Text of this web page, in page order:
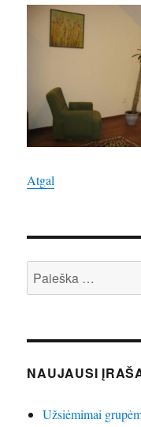
Atgal
Ieškoti:
NAUJAUSI
Užsiėmimai